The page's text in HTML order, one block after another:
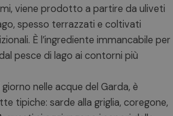
viene prodotto a partire da uliveti
spesso terrazzati e coltivati
È l’ingrediente immancabile per
pesce di lago ai contorni più
nelle acque del Garda, è
tipiche: sarde alla griglia, coregone,